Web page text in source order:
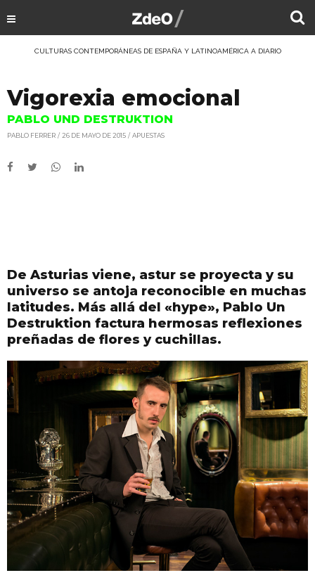
CULTURAS CONTEMPORÁNEAS DE ESPAÑA Y LATINOAMÉRICA A DIARIO
Vigorexia emocional
PABLO UND DESTRUKTION
PABLO FERRER 26 DE MAYO DE 2015 APUESTAS
De Asturias viene, astur se proyecta y su
universo se antoja reconocible en muchas
latitudes. Más allá del «hype», Pablo Un
Destruktion factura hermosas reflexiones
preñadas de flores y cuchillas.